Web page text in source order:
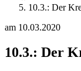
10.3.: Der
am 10.03.2020
10.3.: Der